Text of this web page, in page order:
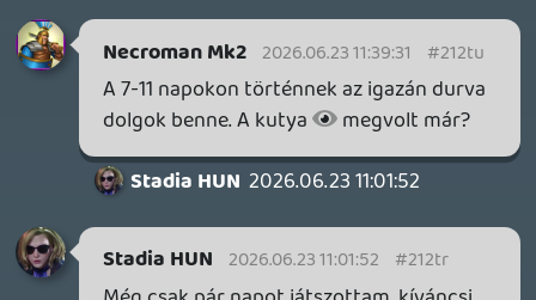
ezért utólag hiába módosították.
Egyfelől szerintem érthető, hogy a Valve-
nél nem akarnak se balhét, se felesleges
pluszmunkát, másrészt sokan attól
tartanak, hogy ezzel esetleg túlzott
öncenzúrára kényszerítik azokat a kreatív,
apró csapatokat, akik számára
halálos ítélet, ha nem kerülhet fel Steam-
re a játékuk, ezért biztosra mennek inkább.
Valahol mindkét álláspont védhető.